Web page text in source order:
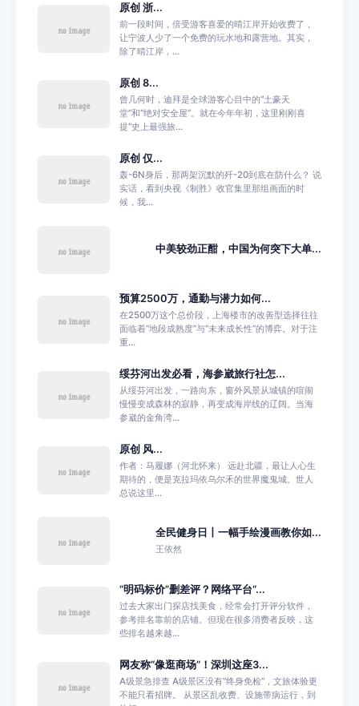
原创 浙...
前一段时间，倍受游客喜爱的晴江岸开始收费了，
让宁波人少了一个免费的玩水地和露营地。其实，
除了晴江岸，...
原创 8...
曾几何时，迪拜是全球游客心目中的“土豪天
堂”和“绝对安全屋”。就在今年年初，这里刚刚喜
提“史上最强旅...
原创 仅...
轰-6N身后，那两架沉默的歼-20到底在防什么？ 说
实话，看到央视《制胜》收官集里那组画面的时
候，我...
中美较劲正酣，中国为何突下大单...
预算2500万，通勤与潜力如何...
在2500万这个总价段，上海楼市的改善型选择往往
面临着“地段成熟度”与“未来成长性”的博弈。对于注
重...
绥芬河出发必看，海参崴旅行社怎...
从绥芬河出发，一路向东，窗外风景从城镇的喧闹
慢慢变成森林的寂静，再变成海岸线的辽阔。当海
参崴的金角湾...
原创 风...
作者：马履娜（河北怀来） 远赴北疆，最让人心生
期待的，便是克拉玛依乌尔禾的世界魔鬼城。世人
总说这里...
全民健身日丨一幅手绘漫画教你如...
王依然
“明码标价”删差评？网络平台“...
过去大家出门探店找美食，经常会打开评分软件，
参考排名靠前的店铺。但现在很多消费者反映，这
些排名越来越...
网友称“像逛商场”！深圳这座3...
A级景急排查 A级景区没有“终身免检”，文旅体验更
不能只看招牌。 从景区乱收费、设施带病运行，到